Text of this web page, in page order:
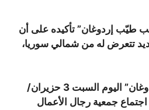
طيّب إردوغان” تأكيده على أن
تتعرض له من شمالي سوريا،
جاء ذلك في كلمة لـ “إردوغان” اليوم السبت 3 حزيران/
خلال اجتماع جمعية رجال الأعمال